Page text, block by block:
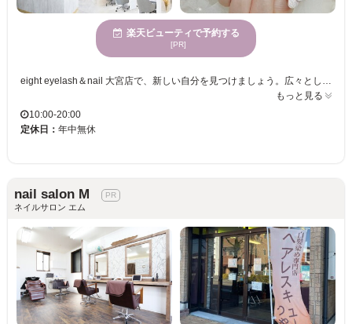
楽天ビューティで予約する
[PR]
eight eyelash＆nail 大宮店で、新しい自分を見つけましょう。広々とした空間が広がる店内は、訪れるだけで気分が明るくなり、日常の疲れを忘れさせてくれます。カウンセリングにおいては、お客様一人ひとりの望むスタイルを丁寧に伺い、それを実現するための提案をいたします。女性に愛されるこの場所では、なりたい自分を追求できる環境が整っています。あなたの個性を最大限に引き出すネイルアートで、毎日をもっと輝かせてみませんか？eight eyelash＆nail 大宮店の心地よい空気とプロの技術が、あなたのご来店をお待ちしています。
もっと見る
10:00-20:00
定休日： 年中無休
nail salon M
ネイルサロン エム